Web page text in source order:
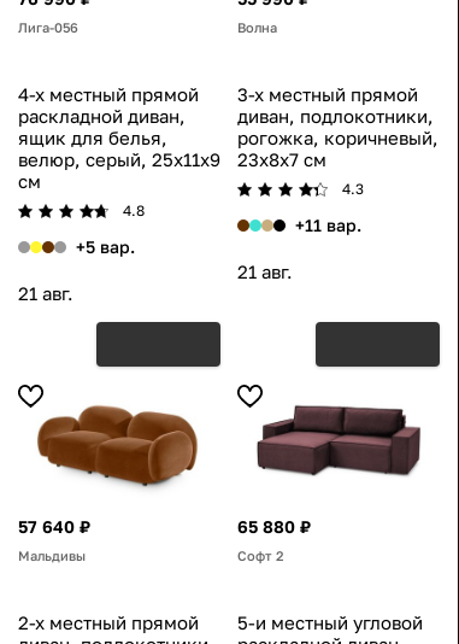
Лига-056
4-х местный прямой
раскладной диван,
ящик для белья,
велюр, серый, 25x11x9
см
4.8
+5 вар.
21 авг.
Волна
3-х местный прямой
диван, подлокотники,
рогожка, коричневый,
23x8x7 см
4.3
+11 вар.
21 авг.
57 640 ₽
Мальдивы
2-х местный прямой
65 880 ₽
Софт 2
5-и местный угловой